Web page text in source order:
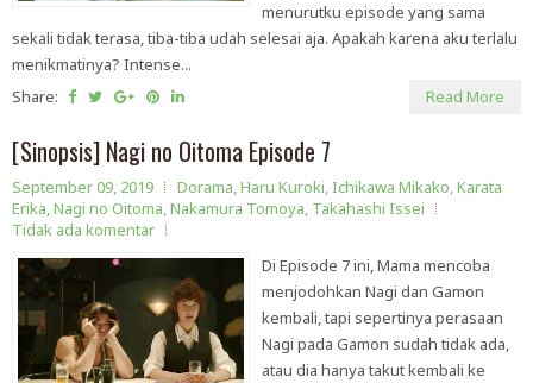
menurutku episode yang sama
sekali tidak terasa, tiba-tiba udah selesai aja. Apakah karena aku terlalu
menikmatinya? Intense...
Share:
Read More
[Sinopsis] Nagi no Oitoma Episode 7
September 09, 2019 Dorama,Haru Kuroki,Ichikawa Mikako,Karata
Erika,Nagi no Oitoma,Nakamura Tomoya, Takahashi Issei
Tidak ada komentar
Di Episode 7 ini, Mama mencoba
menjodohkan Nagi dan Gamon
kembali, tapi sepertinya perasaan
Nagi pada Gamon sudah tidak ada,
atau dia hanya takut kembali ke